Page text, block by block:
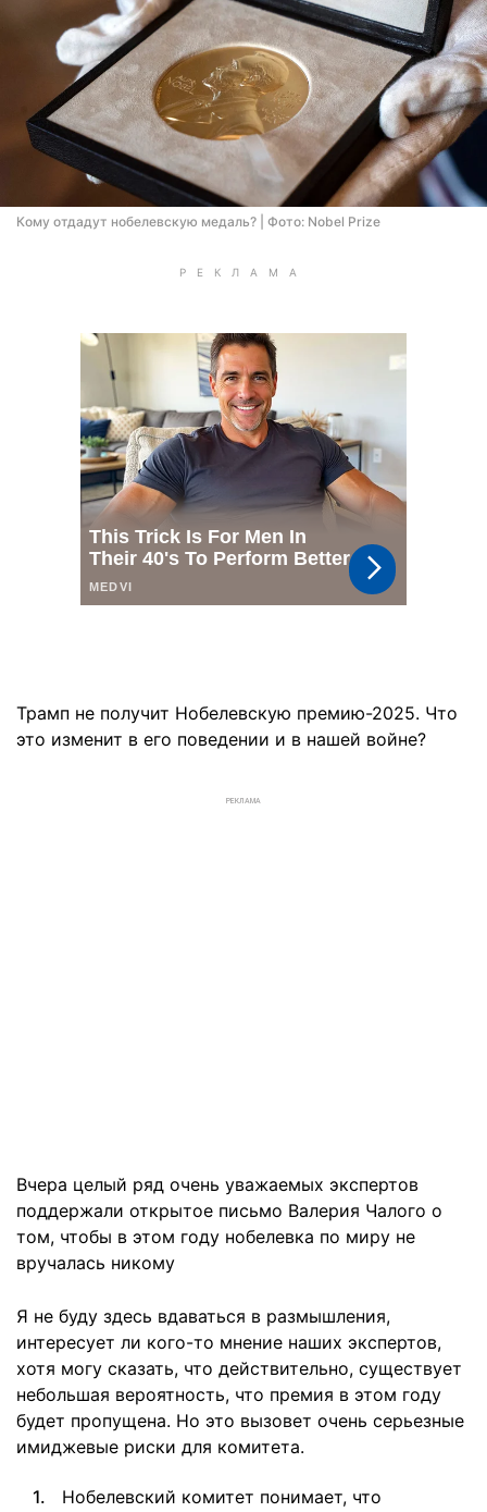
Кому отдадут нобелевскую медаль? | Фото: Nobel Prize
Трамп не получит Нобелевскую премию-2025. Что
это изменит в его поведении и в нашей войне?
РЕКЛАМА
Вчера целый ряд очень уважаемых экспертов
поддержали открытое письмо Валерия Чалого о
том, чтобы в этом году нобелевка по миру не
вручалась никому
Я не буду здесь вдаваться в размышления,
интересует ли кого-то мнение наших экспертов,
хотя могу сказать, что действительно, существует
небольшая вероятность, что премия в этом году
будет пропущена. Но это вызовет очень серьезные
имиджевые риски для комитета.
Нобелевский комитет понимает, что